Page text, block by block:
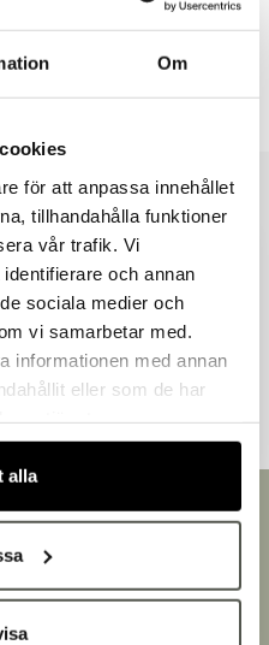
Om
för att anpassa innehållet
tillhandahålla funktioner
vår trafik. Vi
och annan
sociala medier och
vi samarbetar med.
informationen med annan
eller som de har
alla
på
till Bakers!
eller privatperson?